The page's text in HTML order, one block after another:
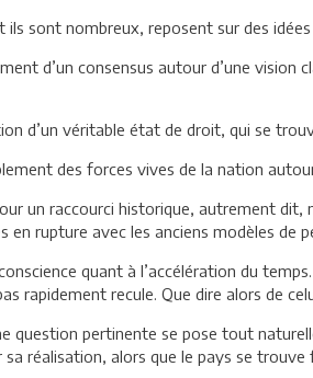
ils sont nombreux, reposent sur des idées
d’un consensus autour d’une
d’un véritable état de droit, qui se
des forces vives de la nation
un raccourci historique, autrement dit,
en rupture avec les anciens modèles de
quant à l’accélération du
rapidement recule. Que dire alors de
question pertinente se pose tout
sa réalisation, alors que le pays se